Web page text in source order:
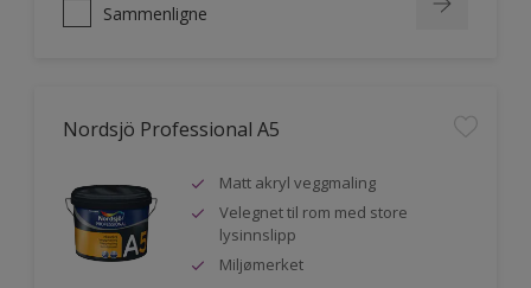
Sammenligne
Nordsjö Professional A5
Matt akryl veggmaling
Velegnet til rom med store
lysinnslipp
Miljømerket